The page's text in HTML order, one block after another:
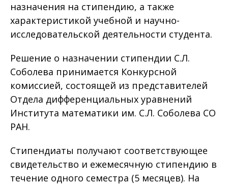
назначения на стипендию, а также
характеристикой учебной и научно-
исследовательской деятельности студента.
Решение о назначении стипендии С.Л.
Соболева принимается Конкурсной
комиссией, состоящей из представителей
Отдела дифференциальных уравнений
Института математики им. С.Л. Соболева СО
РАН.
Стипендиаты получают соответствующее
свидетельство и ежемесячную стипендию в
течение одного семестра (5 месяцев). На